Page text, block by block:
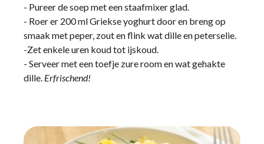
- Pureer de soep met een staafmixer glad.
- Roer er 200 ml Griekse yoghurt door en breng op
smaak met peper, zout en flink wat dille en peterselie.
-Zet enkele uren koud tot ijskoud.
- Serveer met een toefje zure room en wat gehakte
dille. Erfrischend!